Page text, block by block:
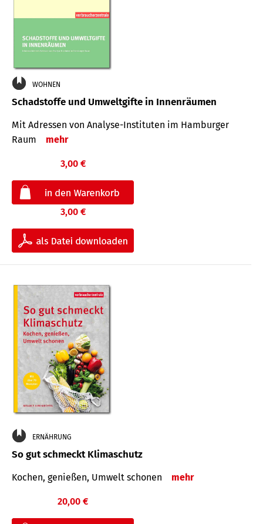
WOHNEN
Schadstoffe und Umweltgifte in Innenräumen
Mit Adressen von Analyse-Insti­tuten im Hamburger
Raum
mehr
3,00 €
3,00 €
ERNÄHRUNG
So gut schmeckt Klimaschutz
Kochen, genießen, Umwelt schonen mehr
20,00 €